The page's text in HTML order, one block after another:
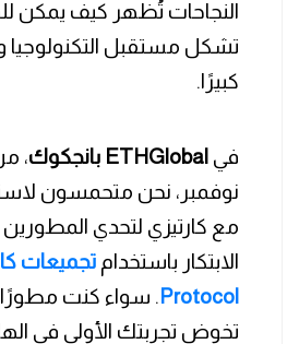
النجاحات تُظهر كيف يمكن
تشكل مستقبل التكنولوجيا
كبيرًا.
في ETHGlobal بانجكوك
نوفمبر، نحن متحمسون
مع كارتيزي لتحدي
الابتكار باستخدام تجميعات
Protocol. سواء كنت مطورًا
تخوض تجربتك الأولى في